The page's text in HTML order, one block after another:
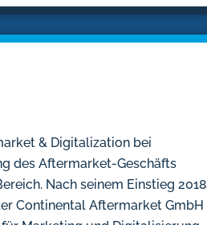
& Digitalization bei
des Aftermarket-Geschäfts
Nach seinem Einstieg 2018
Continental Aftermarket GmbH